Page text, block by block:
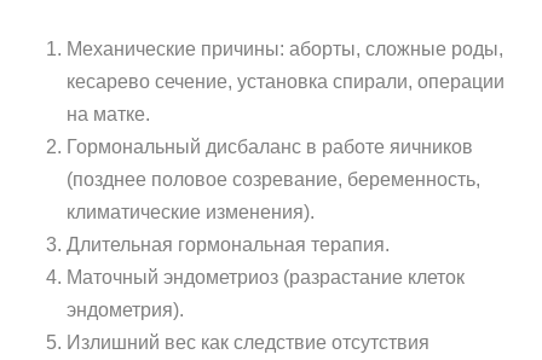
Механические причины: аборты, сложные роды,
кесарево сечение, установка спирали, операции
на матке.
Гормональный дисбаланс в работе яичников
(позднее половое созревание, беременность,
климатические изменения).
Длительная гормональная терапия.
Маточный эндометриоз (разрастание клеток
эндометрия).
Излишний вес как следствие отсутствия